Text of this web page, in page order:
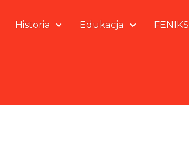
Historia Edukacja FENIKS